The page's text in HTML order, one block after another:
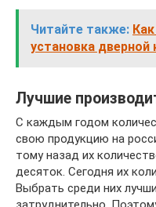
Читайте также:
установка дверной
Лучшие
С каждым годом
свою продукцию на
тому назад их
десяток. Сегодня их
Выбрать среди них